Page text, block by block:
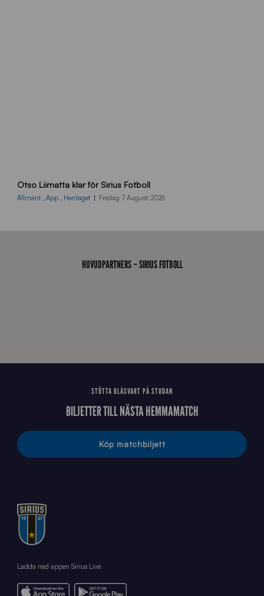
L
_
Otso Liimatta klar för Sirius Fotboll
Allmänt App Herrlaget Fredag 7 Augusti 2026
HUVUDPARTNERS – SIRIUS FOTBOLL
STÖTTA BLÅSVART PÅ STUDAN
BILJETTER TILL NÄSTA HEMMAMATCH
Köp matchbiljett
Ladda ned appen Sirius Live